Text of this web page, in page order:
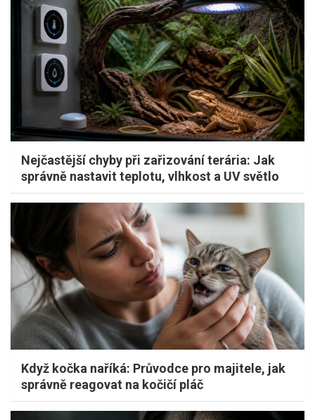
Nejčastější chyby při zařizování terária: Jak
správně nastavit teplotu, vlhkost a UV světlo
Když kočka naříká: Průvodce pro majitele, jak
správně reagovat na kočičí pláč